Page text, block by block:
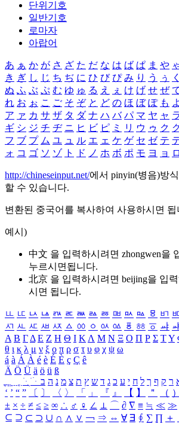
단위기호
일반기호
로마자
아랍어
あ ぁ か が さ ざ た だ な は ば ぱ ま や
き ぎ し じ ち ぢ に ひ び ぴ み り う ぅ く
ぬ ふ ぶ ぷ む ゆ ゅ る え ぇ け げ せ ぜ
れ お ぉ こ ご そ ぞ と ど の ほ ぼ ぽ も よ
ア ァ カ サ ザ タ ダ ナ ハ バ パ マ ヤ ャ
ギ シ ジ チ ヂ ニ ヒ ビ ピ ミ リ ウ ゥ ク
フ ブ プ ム ユ ュ ル エ ェ ケ ゲ セ ゼ テ
ォ コ ゴ ソ ゾ ト ド ノ ホ ボ ポ モ ヨ ョ ロ
http://chineseinput.net/에서 pinyin(병음)방
할 수 있습니다.
변환된 중국어를 복사하여 사용하시면 됩
예시)
中文 을 입력하시려면 zhongwen을
누르시면됩니다.
北京 을 입력하시려면 beijing을 입
시면 됩니다.
ㅥ ㅦ ㅧ ㅨ ㅩ ㅪ ㅫ ㅬ ㅭ ㅮ ㅯ ㅰ ㅱ ㅲ
ㅺ ㅻ ㅼ ㅽ ㅾ ㅿ ㆀ ㆁ ㆂ ㆃ ㆄ ㆅ ㆆ ㆇ ㆈ
Α Β ΓΔ Ε Ζ Η Θ Ι ΚΛ Μ Ν Ξ Ο Π Ρ Σ ΤΥ
θ ι κ λ μ ν ξ ο π ρ σ τ υ φ χ ψ ω
á à Á À é è É È ç Ç ê
Ä Ö Ü ä ö ü ß
ִֶֹ ֻּ ׁׂ ר ק ף ך ל ח י ע כ ג ד ש ץ ת צ מ נ ה ב
‘ ’ “ ” 〔 〕 〈 〉 「 」 『 』 【 】 ＂ （ ）
± × ÷ ≠ ≤ ≥ ∞ ∴ ♂ ♀ ∠ ⊥ ⌒ ∂ ∇ ≡ ≒ ≪ ≫
⊆ ⊇ ⊂ ⊃ ∪ ∩ ∧ ∨ ￢ ⇒ ⇔ ∀ ∃ ∮ ∑ ∏ ＋